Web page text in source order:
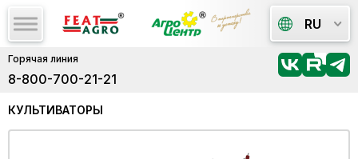
RU
Горячая линия
8-800-700-21-21
КУЛЬТИВАТОРЫ